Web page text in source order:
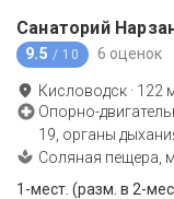
Санаторий
9.5 / 10 6 оценок
Кисловодск · 122
Опорно-
19, органы
Соляная пещера,
1-мест. (разм. в 2-